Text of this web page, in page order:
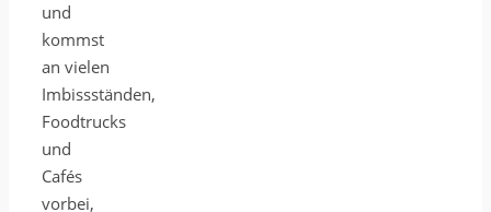
und
kommst
an vielen
Imbissständen,
Foodtrucks
und
Cafés
vorbei,